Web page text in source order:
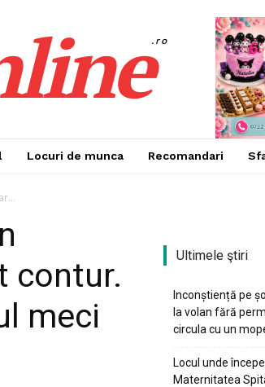
.ro
Locuri de munca Recomandari
contur.
meci
Ultimele ştiri
Inconștiență pe
la volan fără
circula cu un
Locul unde
Maternitatea